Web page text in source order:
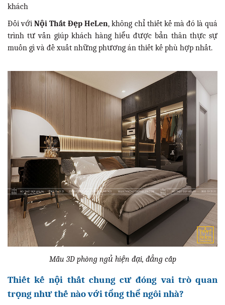
khách
Đối vớiNội Thất Đẹp HeLen, không chỉ thiết kế mà đó là quá
trình tư vấn giúp khách hàng hiểu được bản thân thực sự
muốn gì và đề xuất những phương án thiết kế phù hợp nhất.
Mẫu 3D phòng ngủ hiện đại, đẳng cấp
Thiết kế nội thất chung cư đóng vai trò quan
trọng như thế nào với tổng thể ngôi nhà?